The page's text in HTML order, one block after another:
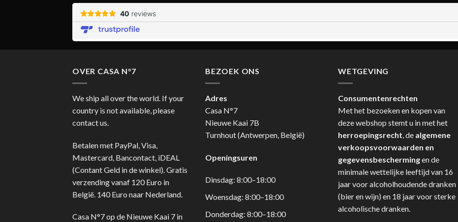
OVER CASA N°7
We ship all over the world. If your
country is not available, please
contact us.
Betalen met PayPal, Visa,
Mastercard, Bancontact, iDEAL
(Contant Geld in de winkel). Gratis
verzending vanaf 120 Euro in
België. 140 Euro naar Nederland.
Casa N°7 op de Nieuwe Kaai 7 in
BEZOEK ONS
Adres
Casa N°7
Nieuwe Kaai 7B
Turnhout (Antwerpen, België)
Openingsuren
Dinsdag: 8:00–18:00
Woensdag: 8:00–18:00
Donderdag: 8:00–18:00
WETGEVING
Consumentenrechten
Met het bezoeken en kopen van
deze webshop stemt u in met het
herroepingsrecht, de algemene
verkoopsvoorwaarden en
gegevensbeschermingen de
minimale wettelijke leeftijd van 16
jaar voor alcoholhoudende dranken
(bier en wijn) en 18 jaar voor sterke
alcoholische dranken.